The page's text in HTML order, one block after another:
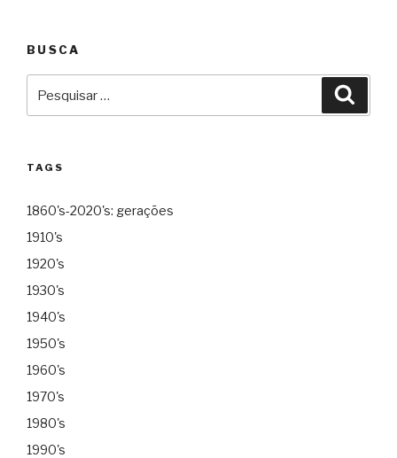
BUSCA
por:
TAGS
1860's-2020's: gerações
1910's
1920's
1930's
1940's
1950's
1960's
1970's
1980's
1990's